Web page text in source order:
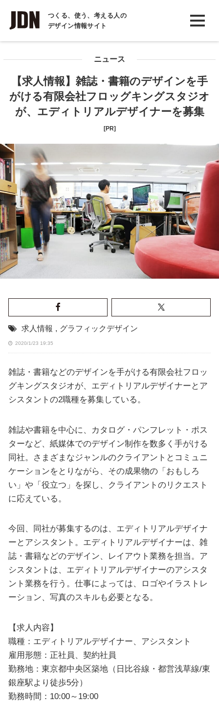
つくる、使う、考える人の
デザイン情報サイト
INTERVIEW
インタビュー
COLUMN
コラム
ニュース
【求人情報】雑誌・書籍のデザインを手
がける有限会社フロッグキングスタジオ
が、エディトリアルデザイナーを募集
[PR]
求人情報 , グラフィックデザイン
2020/1/23 19:35
雑誌・書籍などのデザインを手がける有限会社フロッ
グキングスタジオが、エディトリアルデザイナーとア
シスタントの2職種を募集している。
雑誌や書籍を中心に、カタログ・パンフレット・ポス
ターなど、紙媒体でのデザイン制作を数多く手がける
同社。さまざまなジャンルのクライアントとコミュニ
ケーションをとりながら、その成果物の「おもしろ
い」や「役立つ」を探し、クライアントのリクエスト
に応えている。
今回、同社が募集するのは、エディトリアルデザイナ
ーとアシスタント。エディトリアルデザイナーは、雑
誌・書籍などのデザイン、レイアウト業務を担当。ア
シスタントは、エディトリアルデザイナーのアシスタ
ント業務を行う。仕事によっては、ロゴやイラストレ
ーション、写真のスキルも必要となる。
【求人内容】
職種：エディトリアルデザイナー、アシスタント
雇用形態：正社員、契約社員
勤務地：東京都中央区築地（日比谷線・都営浅草線/東
銀座駅より徒歩5分）
勤務時間：10:00～19:00